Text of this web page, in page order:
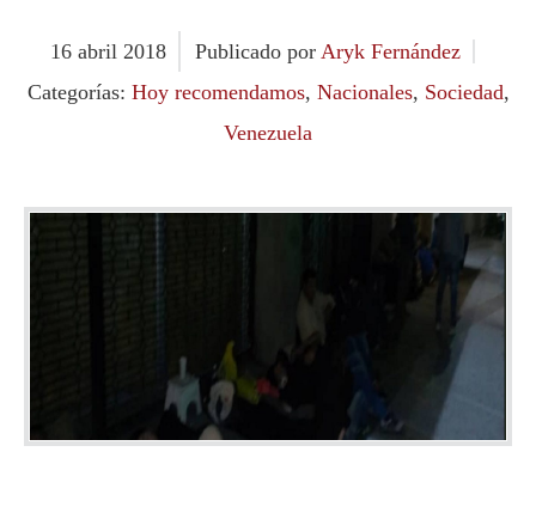
16 abril 2018 Publicado por Aryk Fernández
Categorías: Hoy recomendamos, Nacionales, Sociedad,
Venezuela